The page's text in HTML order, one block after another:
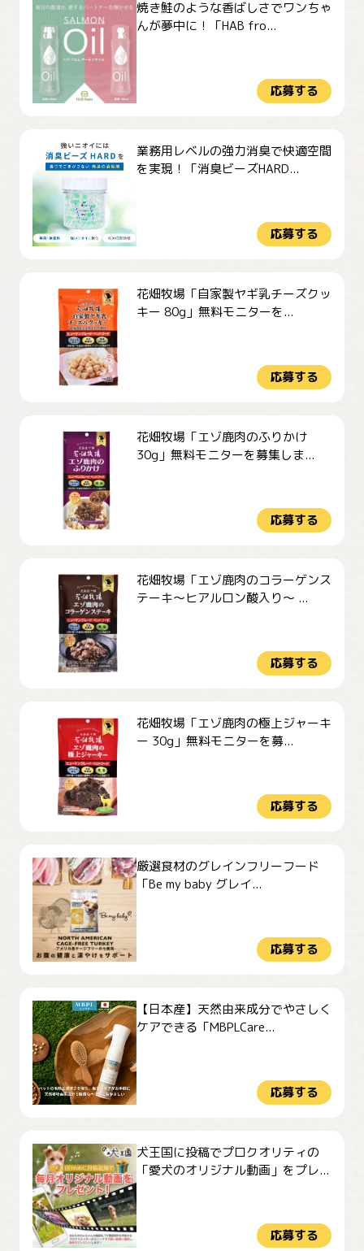
焼き鮭のような香ばしさでワンちゃ
んが夢中に！「HAB fro...
応募する
業務用レベルの強力消臭で快適空間
を実現！「消臭ビーズHARD...
応募する
花畑牧場「自家製ヤギ乳チーズクッ
キー 80g」無料モニターを...
応募する
花畑牧場「エゾ鹿肉のふりかけ
30g」無料モニターを募集しま...
応募する
花畑牧場「エゾ鹿肉のコラーゲンス
テーキ～ヒアルロン酸入り～ ...
応募する
花畑牧場「エゾ鹿肉の極上ジャーキ
ー 30g」無料モニターを募...
応募する
厳選食材のグレインフリーフード
「Be my baby グレイ...
応募する
【日本産】天然由来成分でやさしく
ケアできる「MBPLCare...
応募する
犬王国に投稿でプロクオリティの
「愛犬のオリジナル動画」をプレ...
応募する